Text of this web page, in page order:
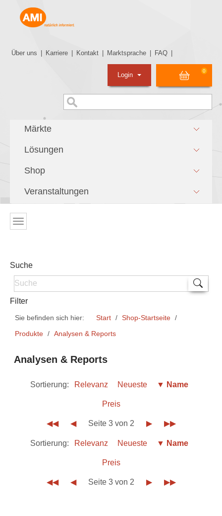
Über uns Karriere Kontakt Marktsprache FAQ
0
Login
Märkte
Lösungen
Shop
Veranstaltungen
Suche
Filter
Sie befinden sich hier: Start
Shop-Startseite
Produkte
Analysen & Reports
Analysen & Reports
Sortierung: Relevanz Neueste ▼ Name
Preis
◀◀ ◀ Seite 3 von 2 ▶ ▶▶
Sortierung: Relevanz Neueste ▼ Name
Preis
◀◀ ◀ Seite 3 von 2 ▶ ▶▶